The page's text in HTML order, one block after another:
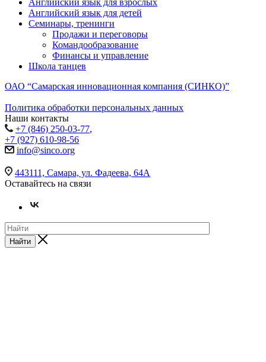
Английский язык для детей
Семинары, тренинги
Продажи и переговоры
Командообразование
Финансы и управление
Школа танцев
ОАО “Самарская инновационная компания (СИНКО)”
Политика обработки персональных данных
Наши контакты
+7 (846) 250-03-77,
+7 (927) 610-98-56
info@sinco.org
443111, Самара, ул. Фадеева, 64А
Оставайтесь на связи
Найти